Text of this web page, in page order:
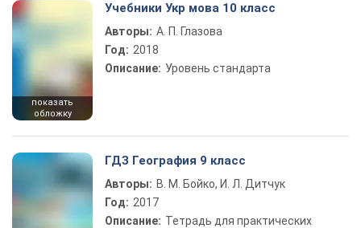
показать
обложку
Учебники Укр мова 10 класс
Авторы: А. П. Глазова
Год: 2018
Описание: Уровень стандарта
ГДЗ География 9 класс
Авторы: В. М. Бойко, И. Л. Дитчук
Год: 2017
Описание: Тетрадь для практических